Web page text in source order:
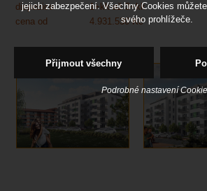
dispozice
1+kk až 3+kk
cena od
4.931.530 Kč
jejich zabezpečení. Všechny Cookies
svého prohlížeče.
Přijmout všechny
Podrobné nastavení